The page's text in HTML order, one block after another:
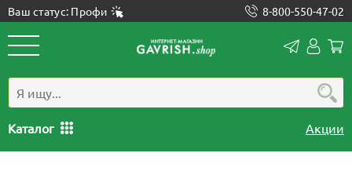
Ваш статус: Профи 8-800-550-47-02
Каталог Акции